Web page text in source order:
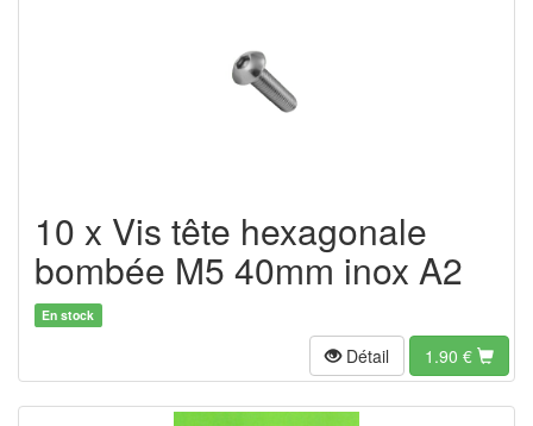
10 x Vis tête hexagonale
bombée M5 40mm inox A2
En stock
Détail 1.90 €